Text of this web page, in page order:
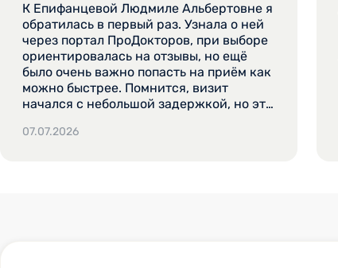
К Епифанцевой Людмиле Альбертовне я
обратилась в первый раз. Узнала о ней
через портал ПроДокторов, при выборе
ориентировалась на отзывы, но ещё
было очень важно попасть на приём как
можно быстрее. Помнится, визит
начался с небольшой задержкой, но это
эффективности лечения судить пока
07.07.2026